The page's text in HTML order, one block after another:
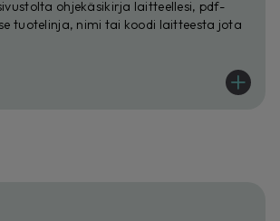
ohjekäsikirja laitteellesi, pdf-
tuotelinja, nimi tai koodi laitteesta jota